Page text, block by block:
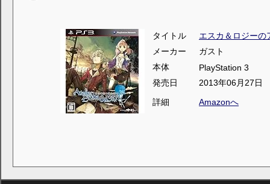
タイトル
エスカ＆ロジーの
メーカー
ガスト
本体
PlayStation 3
発売日
2013年06月27日
詳細
Amazonへ